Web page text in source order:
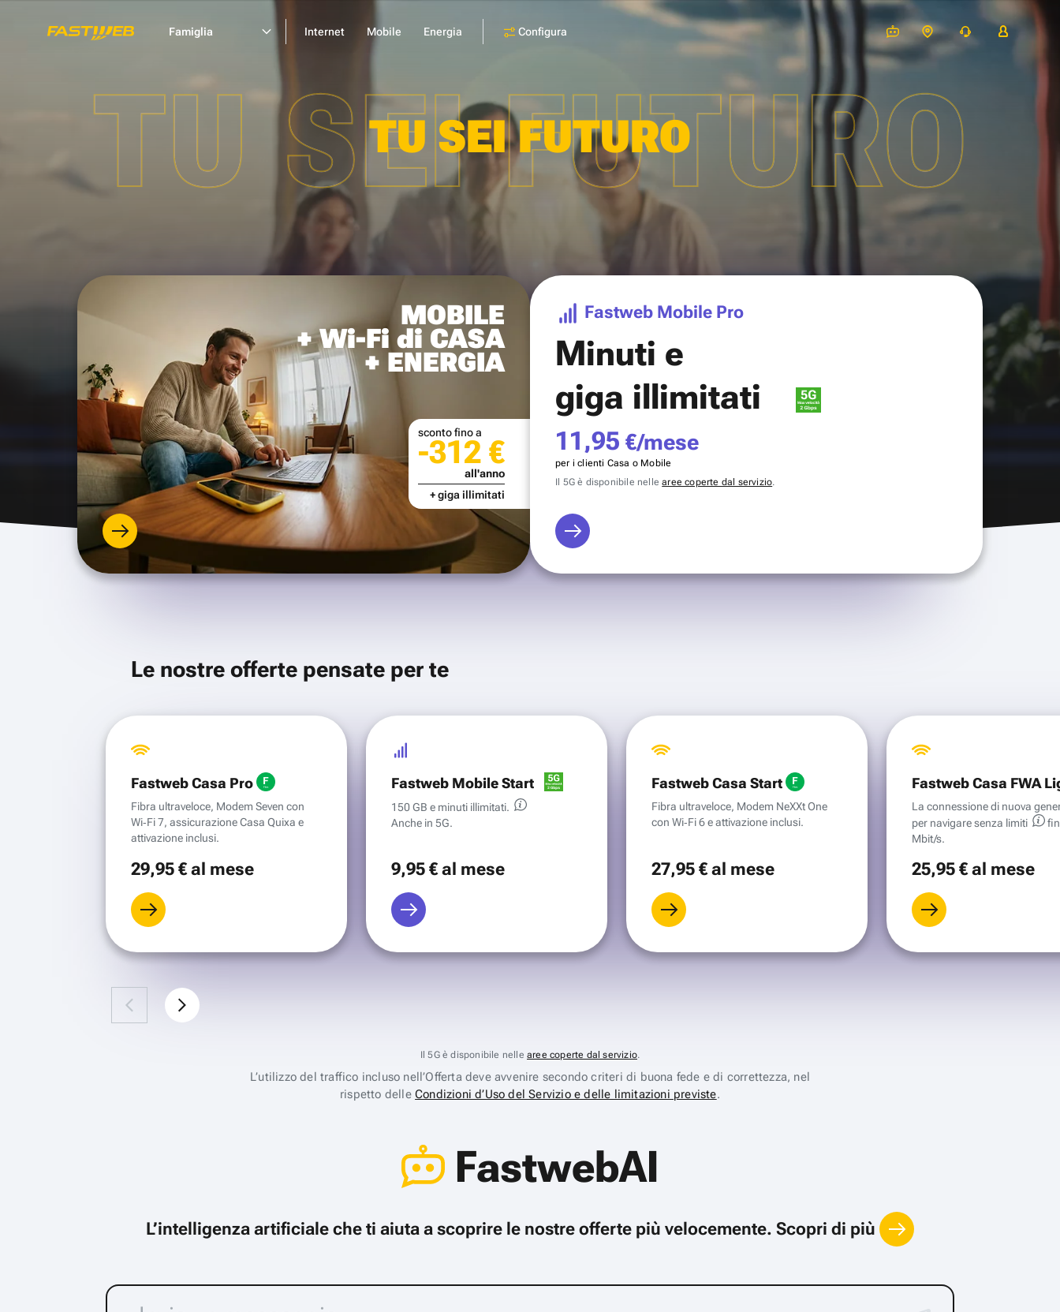
Famiglia Internet Mobile Energia Configura
TU SEI FUTURO
TU SEI FUTURO
MOBILE
+ Wi-Fi di CASA
+ ENERGIA
sconto fino a
-312 €
all'anno
+ giga illimitati
Fastweb Mobile Pro
Minuti e
giga illimitati
11,95 €/mese
per i clienti Casa o Mobile
Il 5G è disponibile nellearee coperte dal servizio.
Le nostre offerte pensate per te
Fastweb Casa Pro
Fibra ultraveloce, Modem Seven con
Wi‑Fi 7, assicurazione Casa Quixa e
attivazione inclusi.
29,95 €al mese
Fastweb Mobile Start
150 GB e minuti illimitati.
Anche in 5G.
9,95 €al mese
Fastweb Casa Start
Fibra ultraveloce, Modem NeXXt One
con Wi‑Fi 6 e attivazione inclusi.
27,95 €al mese
Fastweb Casa FWA
La connessione di nuova
per navigare senza limiti
Mbit/s.
25,95 €al mese
Il 5G è disponibile nelle aree coperte dal servizio.
L’utilizzo del traffico incluso nell’Offerta deve avvenire secondo criteri di buona fede e di correttezza, nel
rispetto delleCondizioni d’Uso del Servizio e delle limitazioni previste.
FastwebAI
L’intelligenza artificiale che ti aiuta a scoprire le nostre offerte più velocemente. Scopri di più